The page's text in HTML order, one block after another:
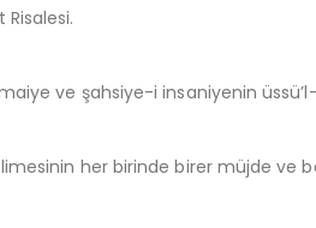
ve şahsiye-i insaniyenin
her birinde birer müjde ve